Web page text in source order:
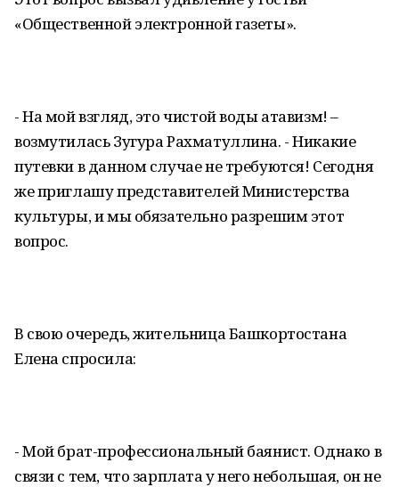
«Общественной электронной газеты».
- На мой взгляд, это чистой воды атавизм! –
возмутилась Зугура Рахматуллина. - Никакие
путевки в данном случае не требуются! Сегодня
же приглашу представителей Министерства
культуры, и мы обязательно разрешим этот
вопрос.
В свою очередь, жительница Башкортостана
Елена спросила:
- Мой брат-профессиональный баянист. Однако в
связи с тем, что зарплата у него небольшая, он не